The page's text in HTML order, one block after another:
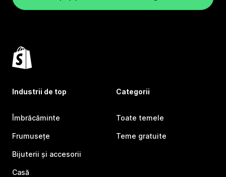
Industrii de top
Îmbrăcăminte
Frumusețe
Bijuterii și accesorii
Casă
Categorii
Toate temele
Teme gratuite